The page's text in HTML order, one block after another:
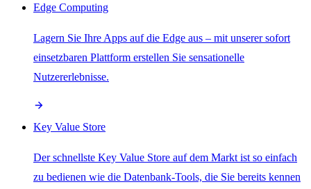
Edge Computing
Lagern Sie Ihre Apps auf die Edge aus – mit unserer sofort
einsetzbaren Plattform erstellen Sie sensationelle
Nutzererlebnisse.
Key Value Store
Der schnellste Key Value Store auf dem Markt ist so einfach
zu bedienen wie die Datenbank-Tools, die Sie bereits kennen